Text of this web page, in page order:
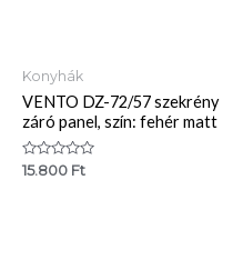
Konyhák
VENTO DZ-72/57 szekrény
záró panel, szín: fehér matt
Értékelés:
15.800 Ft